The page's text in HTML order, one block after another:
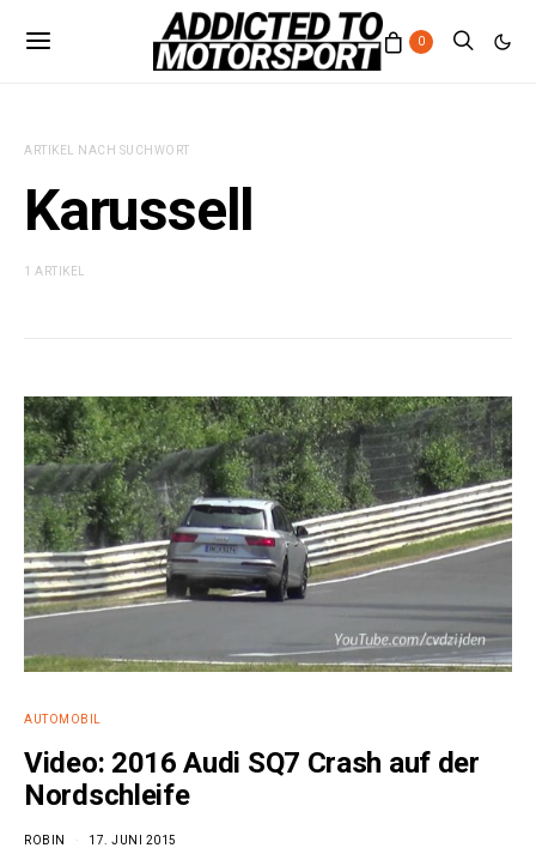
0
ARTIKEL NACH SUCHWORT
Karussell
1 ARTIKEL
AUTOMOBIL
Video: 2016 Audi SQ7 Crash auf der
Nordschleife
ROBIN 17. JUNI 2015